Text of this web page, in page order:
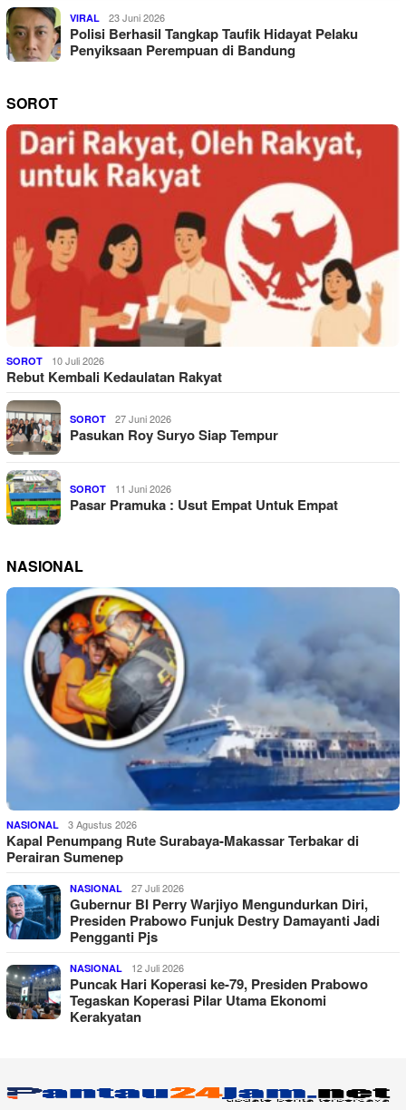
VIRAL 23 Juni 2026
Polisi Berhasil Tangkap Taufik Hidayat Pelaku
Penyiksaan Perempuan di Bandung
SOROT
SOROT 10 Juli 2026
Rebut Kembali Kedaulatan Rakyat
SOROT 27 Juni 2026
Pasukan Roy Suryo Siap Tempur
SOROT 11 Juni 2026
Pasar Pramuka : Usut Empat Untuk Empat
NASIONAL
NASIONAL 3 Agustus 2026
Kapal Penumpang Rute Surabaya-Makassar Terbakar di
Perairan Sumenep
NASIONAL 27 Juli 2026
Gubernur BI Perry Warjiyo Mengundurkan Diri,
Presiden Prabowo Funjuk Destry Damayanti Jadi
Pengganti Pjs
NASIONAL 12 Juli 2026
Puncak Hari Koperasi ke-79, Presiden Prabowo
Tegaskan Koperasi Pilar Utama Ekonomi
Kerakyatan